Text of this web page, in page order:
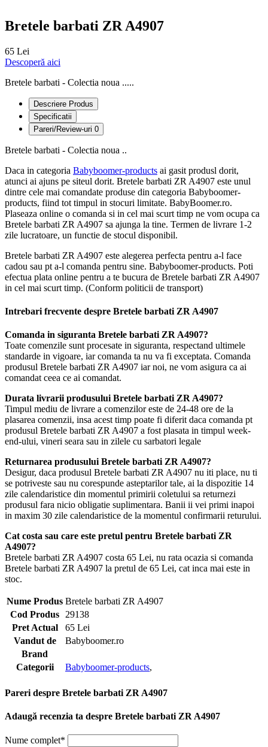
Bretele barbati ZR A4907
65 Lei
Descoperă aici
Bretele barbati - Colectia noua .....
Descriere Produs
Specificatii
Pareri/Review-uri 0
Bretele barbati - Colectia noua ..
Daca in categoria Babyboomer-products ai gasit produsl dorit,
atunci ai ajuns pe siteul dorit. Bretele barbati ZR A4907 este unul
dintre cele mai comandate produse din categoria Babyboomer-
products, fiind tot timpul in stocuri limitate. BabyBoomer.ro.
Plaseaza online o comanda si in cel mai scurt timp ne vom ocupa ca
Bretele barbati ZR A4907 sa ajunga la tine. Termen de livrare 1-2
zile lucratoare, un functie de stocul disponibil.
Bretele barbati ZR A4907 este alegerea perfecta pentru a-l face
cadou sau pt a-l comanda pentru sine. Babyboomer-products. Poti
efectua plata online pentru a te bucura de Bretele barbati ZR A4907
in cel mai scurt timp. (Conform politicii de transport)
Intrebari frecvente despre Bretele barbati ZR A4907
Comanda in siguranta Bretele barbati ZR A4907?
Toate comenzile sunt procesate in siguranta, respectand ultimele
standarde in vigoare, iar comanda ta nu va fi exceptata. Comanda
produsul Bretele barbati ZR A4907 iar noi, ne vom asigura ca ai
comandat ceea ce ai comandat.
Durata livrarii produsului Bretele barbati ZR A4907?
Timpul mediu de livrare a comenzilor este de 24-48 ore de la
plasarea comenzii, insa acest timp poate fi diferit daca comanda pt
produsul Bretele barbati ZR A4907 a fost plasata in timpul week-
end-ului, vineri seara sau in zilele cu sarbatori legale
Returnarea produsului Bretele barbati ZR A4907?
Desigur, daca produsul Bretele barbati ZR A4907 nu iti place, nu ti
se potriveste sau nu corespunde asteptarilor tale, ai la dispozitie 14
zile calendaristice din momentul primirii coletului sa returnezi
produsul fara nicio obligatie suplimentara. Banii ii vei primi inapoi
in maxim 30 zile calendaristice de la momentul confirmarii returului.
Cat costa sau care este pretul pentru Bretele barbati ZR
A4907?
Bretele barbati ZR A4907 costa 65 Lei, nu rata ocazia si comanda
Bretele barbati ZR A4907 la pretul de 65 Lei, cat inca mai este in
stoc.
Nume Produs Bretele barbati ZR A4907
Cod Produs
29138
Pret Actual
65 Lei
Vandut de
Babyboomer.ro
Brand
Categorii
Babyboomer-products,
Pareri despre Bretele barbati ZR A4907
Adaugă recenzia ta despre Bretele barbati ZR A4907
Nume complet*